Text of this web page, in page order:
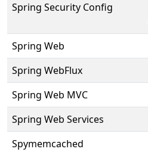
Spring Security Config
Spring Web
Spring WebFlux
Spring Web MVC
Spring Web Services
Spymemcached